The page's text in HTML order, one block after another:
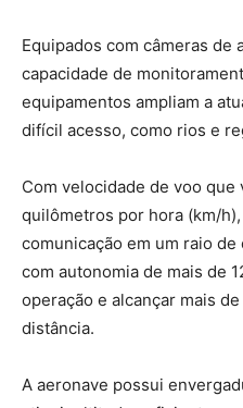
Equipados com câmeras de
capacidade de
equipamentos ampliam a
difícil acesso, como rios e
Com velocidade de voo que
quilômetros por hora (km/
comunicação em um raio
com autonomia de mais de
operação e alcançar mais
distância.
A aeronave possui